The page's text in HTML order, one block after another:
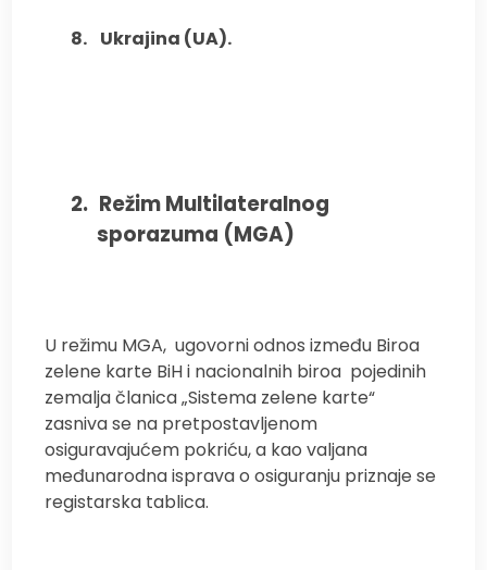
8. Ukrajina (UA).
2. Režim Multilateralnog
sporazuma (MGA)
U režimu MGA, ugovorni odnos između Biroa
zelene karte BiH i nacionalnih biroa pojedinih
zemalja članica „Sistema zelene karte“
zasniva se na pretpostavljenom
osiguravajućem pokriću, a kao valjana
međunarodna isprava o osiguranju priznaje se
registarska tablica.